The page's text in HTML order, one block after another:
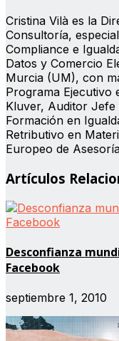
Cristina Vilà es la
Consultoría,
Compliance e
Datos y Comercio
Murcia (UM), con
Programa Ejecutivo
Kluver, Auditor Jefe
Formación en
Retributivo en
Europeo de
Artículos
Desconfianza
Facebook
septiembre 1, 2010